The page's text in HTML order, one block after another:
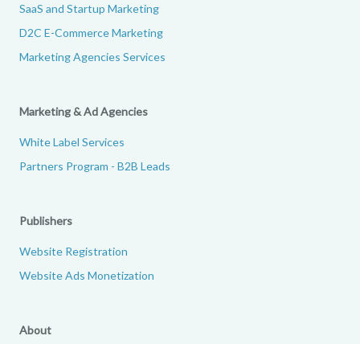
SaaS and Startup Marketing
D2C E-Commerce Marketing
Marketing Agencies Services
Marketing & Ad Agencies
White Label Services
Partners Program - B2B Leads
Publishers
Website Registration
Website Ads Monetization
About